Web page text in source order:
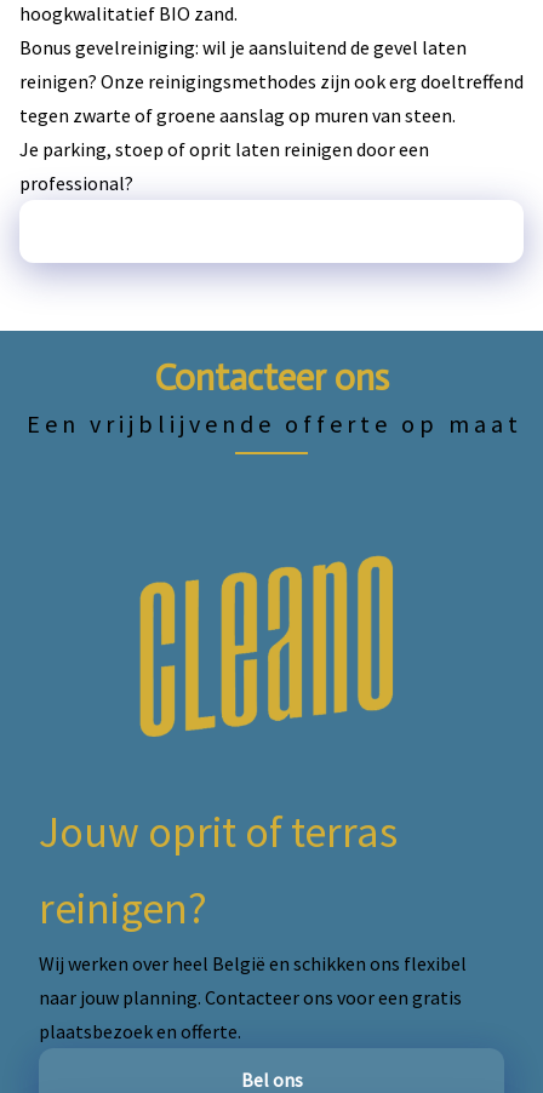
hoogkwalitatief BIO zand.
Bonus gevelreiniging: wil je aansluitend de gevel laten
reinigen? Onze reinigingsmethodes zijn ook erg doeltreffend
tegen zwarte of groene aanslag op muren van steen.
Je parking, stoep of oprit laten reinigen door een
professional?
Contacteer ons
Een vrijblijvende offerte op maat
Jouw oprit of terras
reinigen?
Wij werken over heel België en schikken ons flexibel
naar jouw planning. Contacteer ons voor een gratis
plaatsbezoek en offerte.
Bel ons